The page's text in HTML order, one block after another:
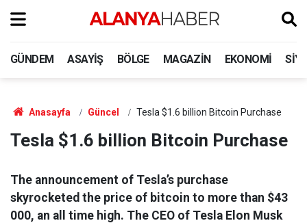
GÜNDEM ASAYIŞ BÖLGE MAGAZIN EKONOMI
Anasayfa Güncel Tesla $1.6 billion Bitcoin Purchase
Tesla $1.6 billion Bitcoin Purchase
The announcement of Tesla’s purchase
skyrocketed the price of bitcoin to more than $43
000, an all time high. The CEO of Tesla Elon Musk